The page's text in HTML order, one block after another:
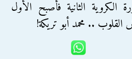
الكروية الثانية فأصبح الأول
القلوب .. محمد أبو تريكة!